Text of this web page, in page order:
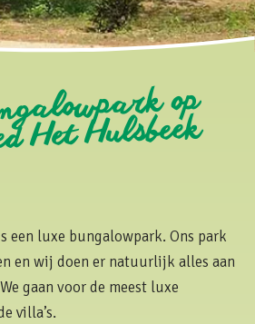
op
Het Hulsbeek
een luxe bungalowpark. Ons park
en wij doen er natuurlijk alles aan
gaan voor de meest luxe
villa’s.